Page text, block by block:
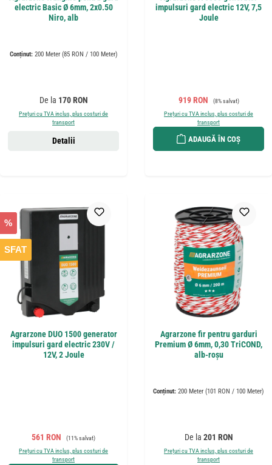
electric Basic Ø 6mm, 2x0.50
Niro, alb
Conținut: 200 Meter (85 RON / 100 Meter)
Preț obișnuit:
De la 170 RON
Prețuri cu TVA inclus, plus costuri de
transport
Detalii
impulsuri gard electric 12V, 7,5
Joule
Preț de vânzare:
919 RON Preț obișnuit:
(8% salvat)
Prețuri cu TVA inclus, plus costuri de
transport
ADAUGĂ ÎN COȘ
%
SFAT
Agrarzone DUO 1500 generator
impulsuri gard electric 230V /
12V, 2 Joule
Preț de vânzare:
561 RON Preț obișnuit:
(11% salvat)
Prețuri cu TVA inclus, plus costuri de
transport
Agrarzone fir pentru garduri
Premium Ø 6mm, 0,30 TriCOND,
alb-roșu
Conținut: 200 Meter (101 RON / 100 Meter)
Preț obișnuit:
De la 201 RON
Prețuri cu TVA inclus, plus costuri de
transport